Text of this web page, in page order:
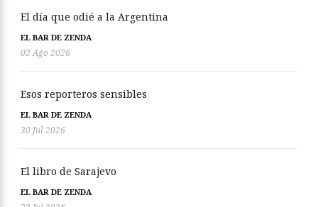
El día que odié a la Argentina
EL BAR DE ZENDA
02 Ago 2026
Esos reporteros sensibles
EL BAR DE ZENDA
30 Jul 2026
El libro de Sarajevo
EL BAR DE ZENDA